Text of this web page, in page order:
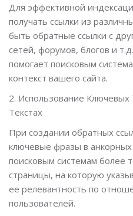
Для эффективной
получать ссылки из
быть обратные ссылки с
сетей, форумов, блогов и
помогает поисковым
контекст вашего сайта.
2. Использование
Текстах
При создании обратных
ключевые фразы в анкорных
поисковым системам более
страницы, на которую
ее релевантность по
пользователей.